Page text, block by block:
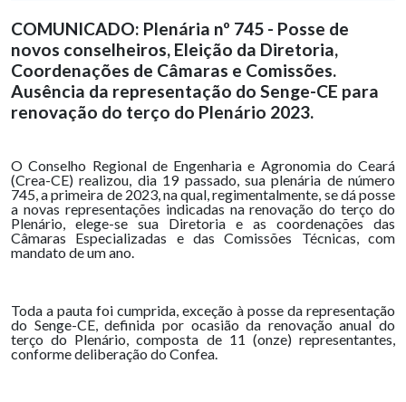
COMUNICADO: Plenária nº 745 - Posse de
novos conselheiros, Eleição da Diretoria,
Coordenações de Câmaras e Comissões.
Ausência da representação do Senge-CE para
renovação do terço do Plenário 2023.
O Conselho Regional de Engenharia e Agronomia do Ceará
(Crea-CE) realizou, dia 19 passado, sua plenária de número
745, a primeira de 2023, na qual, regimentalmente, se dá posse
a novas representações indicadas na renovação do terço do
Plenário, elege-se sua Diretoria e as coordenações das
Câmaras Especializadas e das Comissões Técnicas, com
mandato de um ano.
Toda a pauta foi cumprida, exceção à posse da representação
do Senge-CE, definida por ocasião da renovação anual do
terço do Plenário, composta de 11 (onze) representantes,
conforme deliberação do Confea.